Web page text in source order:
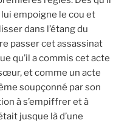
empoigne le cou et
dans l’étang du
passer cet assassinat
qu’il a commis cet acte
et comme un acte
soupçonné par son
à s’empiffrer et à
jusque là d’une